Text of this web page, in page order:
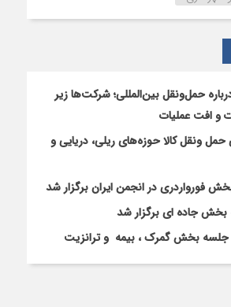
حمل‌ونقل بین‌المللی؛ شرکت‌ها زیر
و افت عملیات
ونقل کالا حوزه‌های ریلی، دریایی و
فورواردری در انجمن ایران برگزار شد
جاده ای برگزار شد
جلسه بخش گمرک ، بیمه و ترانزیت